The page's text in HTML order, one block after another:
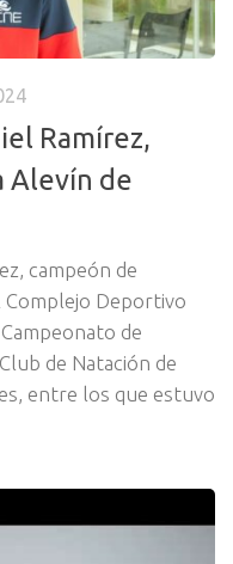
Ramírez,
Alevín de
campeón de
Complejo Deportivo
de
de Natación de
entre los que estuvo